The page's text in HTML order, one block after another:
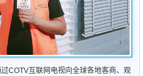
COTV互联网电视向全球各地客商、观